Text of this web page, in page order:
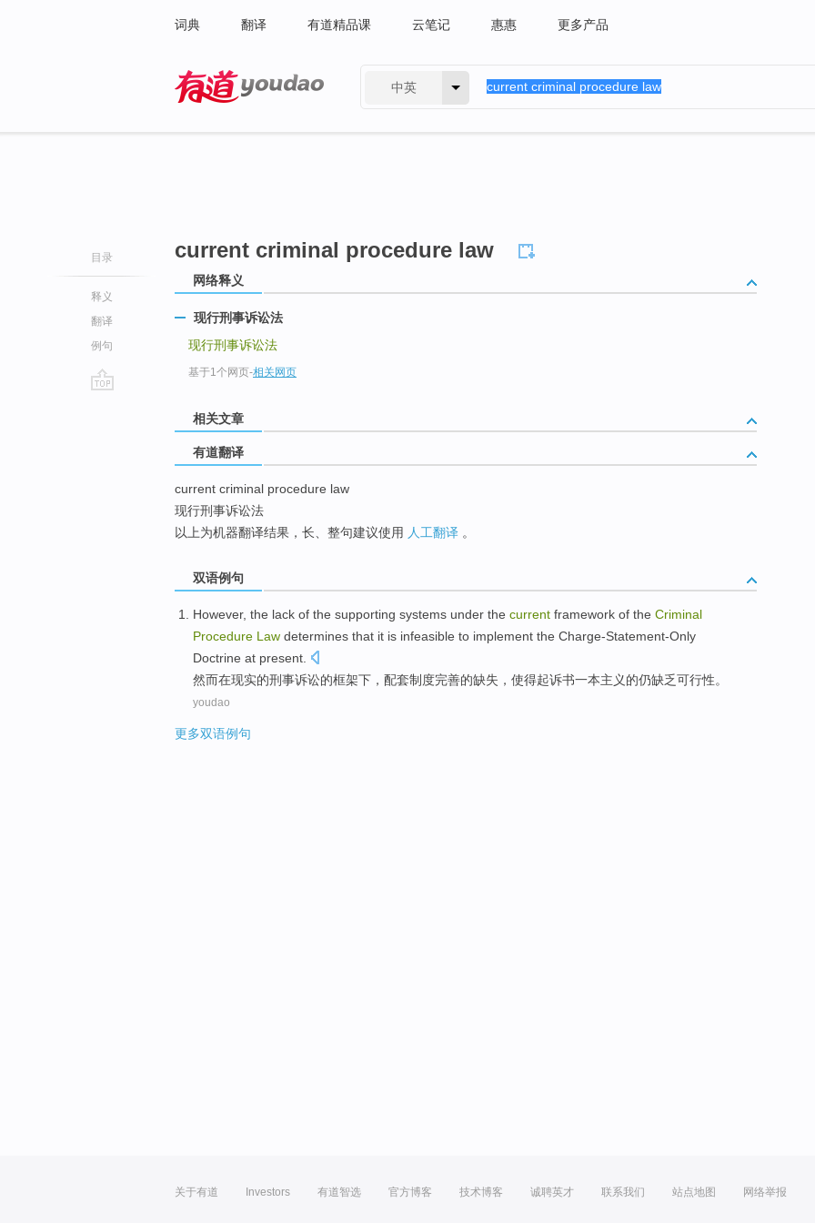
词典 翻译 有道精品课 云笔记 惠惠 更多产品
中英
目录
释义
翻译
例句
current criminal procedure law
网络释义
现行刑事诉讼法
现行刑事诉讼法
基于1个网页-相关网页
相关文章
有道翻译
current criminal procedure law
现行刑事诉讼法
以上为机器翻译结果，长、整句建议使用 人工翻译 。
双语例句
However, the lack of the supporting systems under the current framework of the Criminal
Procedure Law determines that it is infeasible to implement the Charge-Statement-Only
Doctrine at present
然而在现实的刑事诉讼的框架下 ， 配套制度完善的缺失，使得起诉书一本主义的仍缺乏可行性。
youdao
更多双语例句
关于有道 Investors 有道智选 官方博客 技术博客 诚聘英才 联系我们 站点地图 网络举报